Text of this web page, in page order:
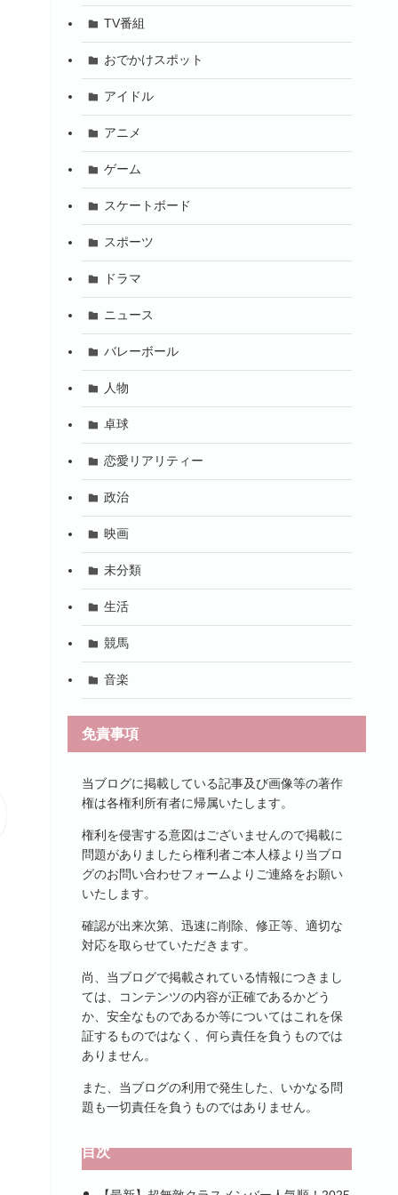
TV番組
おでかけスポット
アイドル
アニメ
ゲーム
スケートボード
スポーツ
ドラマ
ニュース
バレーボール
人物
卓球
恋愛リアリティー
政治
映画
未分類
生活
競馬
音楽
免責事項
当ブログに掲載している記事及び画像等の著作
権は各権利所有者に帰属いたします。
権利を侵害する意図はございませんので掲載に
問題がありましたら権利者ご本人様より当ブロ
グのお問い合わせフォームよりご連絡をお願い
いたします。
確認が出来次第、迅速に削除、修正等、適切な
対応を取らせていただきます。
尚、当ブログで掲載されている情報につきまし
ては、コンテンツの内容が正確であるかどう
か、安全なものであるか等についてはこれを保
証するものではなく、何ら責任を負うものでは
ありません。
また、当ブログの利用で発生した、いかなる問
題も一切責任を負うものではありません。
目次